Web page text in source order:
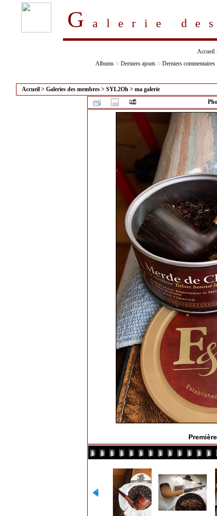
Galerie
Accueil
Albums
Derniers ajouts Derniers commentaires
Accueil > Galeries des membres > SYL2Oh > ma galerie